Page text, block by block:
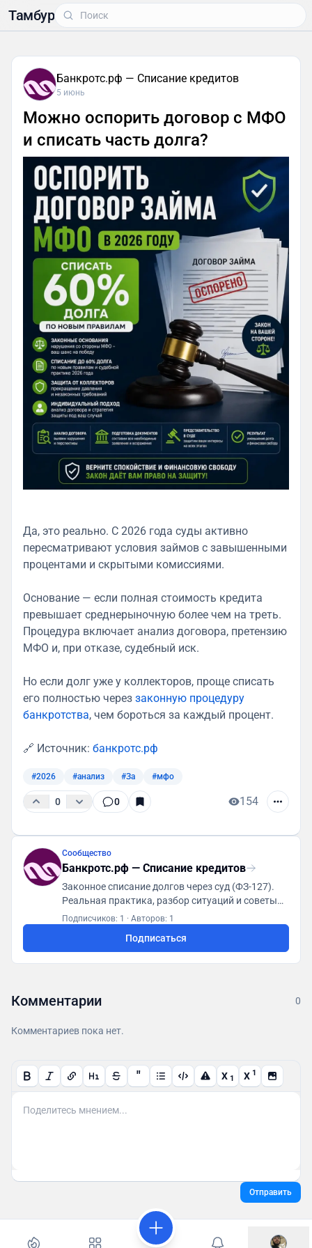
Тамбур
Банкротс.рф — Списание кредитов
5 июнь
Можно оспорить договор с МФО
и списать часть долга?
Да, это реально. С 2026 года суды активно
пересматривают условия займов с завышенными
процентами и скрытыми комиссиями.
Основание — если полная стоимость кредита
превышает среднерыночную более чем на треть.
Процедура включает анализ договора, претензию
МФО и, при отказе, судебный иск.
Но если долг уже у коллекторов, проще списать
его полностью через законную процедуру
банкротства, чем бороться за каждый процент.
🔗 Источник: банкротс.рф
#2026 #анализ #За #мфо
0 0 154
Сообщество
Банкротс.рф — Списание кредитов
Законное списание долгов через суд (ФЗ-127).
Реальная практика, разбор ситуаций и советы
юристов. ⚡️ Контакты: https://
банкротс.рф/contacts
Подписчиков: 1 · Авторов: 1
Подписаться
Комментарии 0
Комментариев пока нет.
" X 1 X 1
Отправить